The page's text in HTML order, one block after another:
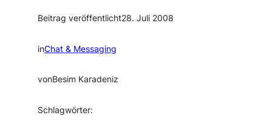
Beitrag veröffentlicht28. Juli 2008
inChat & Messaging
vonBesim Karadeniz
Schlagwörter: